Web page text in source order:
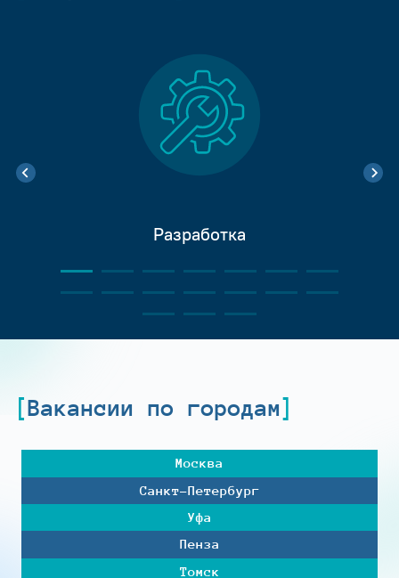
Разработка
Вакансии по городам
Москва
Санкт-Петербург
Уфа
Пенза
Томск